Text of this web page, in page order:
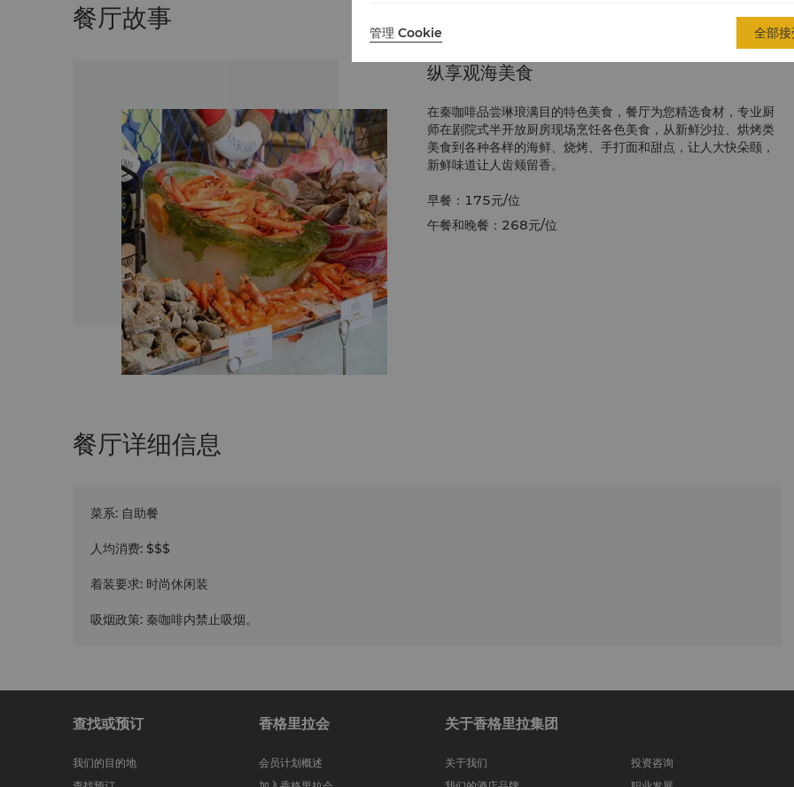
餐厅故事
纵享观海美食
在秦咖啡品尝琳琅满目的特色美食，餐厅为您精选食材，专业厨
师在剧院式半开放厨房现场烹饪各色美食，从新鲜沙拉、烘烤类
美食到各种各样的海鲜、烧烤、手打面和甜点，让人大快朵颐，
新鲜味道让人齿颊留香。
早餐： 175元/位
午餐和晚餐：268元/位
餐厅详细信息
菜系: 自助餐
人均消费: $$$
着装要求: 时尚休闲装
吸烟政策: 秦咖啡内禁止吸烟。
查找或预订
我们的目的地
香格里拉会
会员计划概述
关于香格里拉集团
关于我们
投资咨询
管理 Cookie 全部接